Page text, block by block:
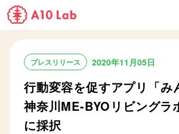
プレスリリース 2020年11月05日
行動変容を促すアプリ「み
神奈川ME-BYOリビングラ
に採択